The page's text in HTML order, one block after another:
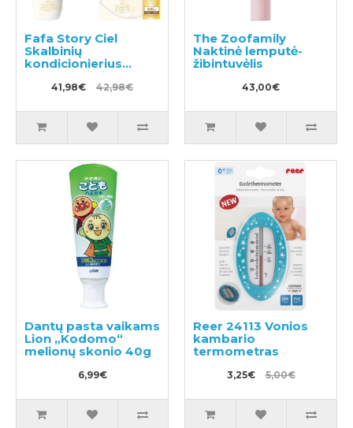
Fafa Story Ciel
Skalbinių
kondicionierius
600ml + užpildas
840ml41,98€ 42,98€
The Zoofamily
Naktinė lemputė-
žibintuvėlis
43,00€
Dantų pasta vaikams
Lion „Kodomo“
melionų skonio 40g
6,99€
Reer 24113 Vonios
kambario
termometras
3,25€ 5,00€